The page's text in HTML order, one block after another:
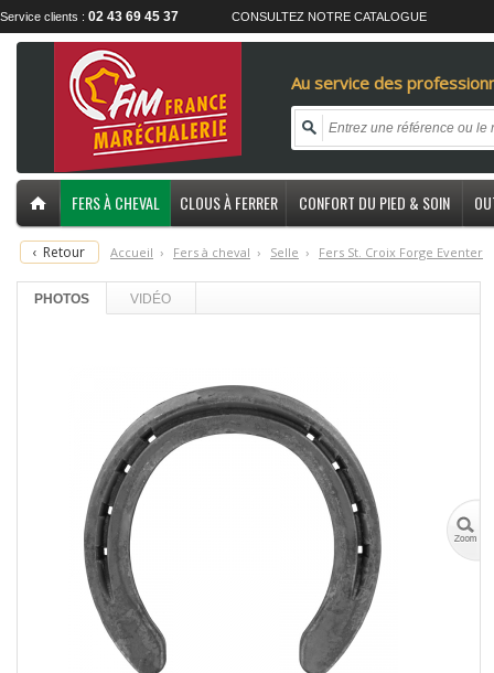
Service clients : 02 43 69 45 37 CONSULTEZ NOTRE CATALOGUE
Au service des
FERS À CHEVAL CLOUS À FERRER CONFORT DU PIED & SOIN
‹ Retour Accueil › Fers à cheval › Selle › Fers St. Croix Forge Eventer
PHOTOS VIDÉO